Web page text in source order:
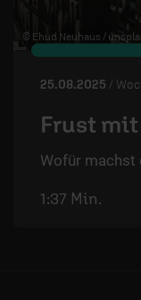
© Ehud Neuhaus /
25.08.2025 /
Frust
Wofür machst
1:37 Min.